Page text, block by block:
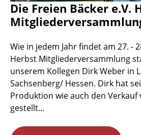
Die Freien Bäcker e.V.
Wie in jedem Jahr findet am 27. -
Herbst Mitgliederversammlung
unserem Kollegen Dirk Weber in
Sachsenberg/ Hessen. Dirk hat
Produktion wie auch den Verkauf
gestellt...